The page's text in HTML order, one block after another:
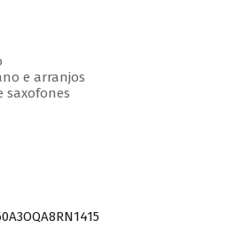
e arranjos
saxofones